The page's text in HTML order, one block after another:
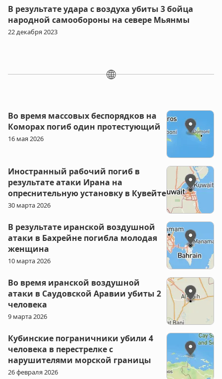
В результате удара с воздуха убиты 3 бойца
народной самообороны на севере Мьянмы
22 декабря 2023
🌐
Во время массовых беспорядков на
Коморах погиб один протестующий
16 мая 2026
Иностранный рабочий погиб в
результате атаки Ирана на
опреснительную установку в Кувейте
30 марта 2026
В результате иранской воздушной
атаки в Бахрейне погибла молодая
женщина
10 марта 2026
Во время иранской воздушной
атаки в Саудовской Аравии убиты 2
человека
9 марта 2026
Кубинские пограничники убили 4
человека в перестрелке с
нарушителями морской границы
26 февраля 2026